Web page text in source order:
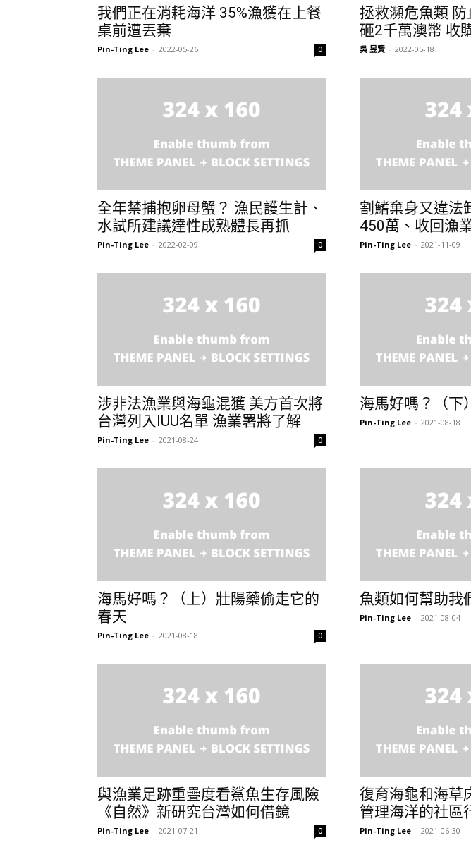
我們正在消耗海洋 35%漁獲在上餐
桌前遭丟棄
Pin-Ting Lee - 2022-05-26 0
拯救瀕危魚類
砸2千萬澳幣 收
吳 昱賢 - 2022-05-18
全年禁捕抱卵母蟹？ 漁民護生計、
水試所建議達性成熟體長再抓
Pin-Ting Lee - 2022-02-09 0
割鰭棄身又違法
450萬、收回漁
Pin-Ting Lee - 2021-11-09
涉非法漁業與海龜混獲 美方首次將
台灣列入IUU名單 漁業署將了解
Pin-Ting Lee - 2021-08-24 0
海馬好嗎？（下
Pin-Ting Lee - 2021-08-18
海馬好嗎？（上）壯陽藥偷走它的
春天
Pin-Ting Lee - 2021-08-18 0
魚類如何幫助我
Pin-Ting Lee - 2021-08-04
與漁業足跡重疊度看鯊魚生存風險
《自然》新研究台灣如何借鏡
Pin-Ting Lee - 2021-07-21 0
復育海龜和海草
管理海洋的社區
Pin-Ting Lee - 2021-06-30